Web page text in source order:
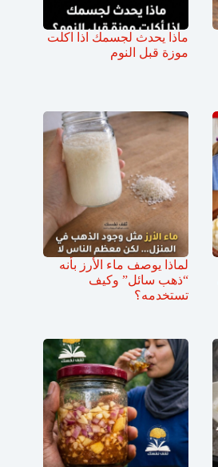
ماذا يحدث لجسمك اذا اكلت
موزة قبل النوم
لماذا يوصف ماء الأرز بأنه
“ذهب سائل” وكيف
تستخدمه؟